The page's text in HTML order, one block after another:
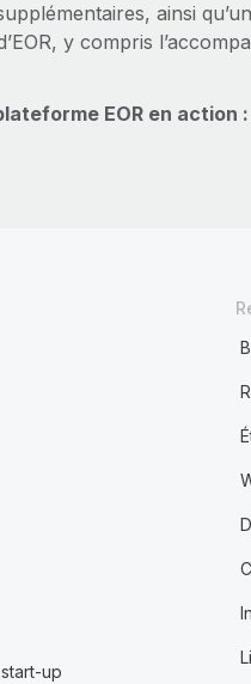
ainsi
y compris
EOR en action :
up